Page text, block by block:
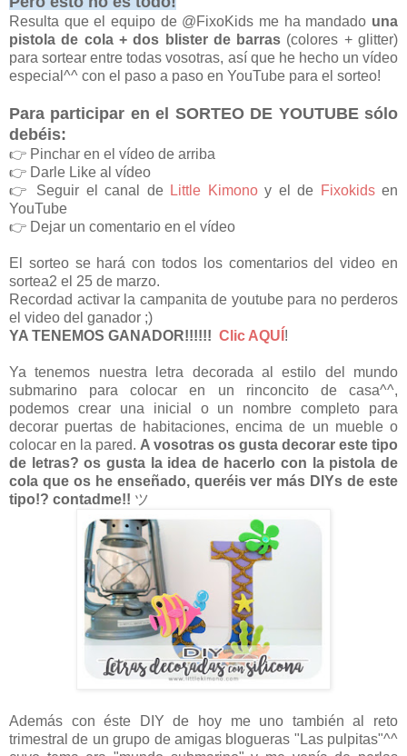
Resulta que el equipo de @FixoKids me ha mandado una
pistola de cola + dos blister de barras (colores + glitter)
para sortear entre todas vosotras, así que he hecho un vídeo
especial^^ con el paso a paso en YouTube para el sorteo!
Para participar en el SORTEO DE YOUTUBE sólo
debéis:
👉 Pinchar en el vídeo de arriba
👉 Darle Like al vídeo
👉 Seguir el canal de Little Kimonoy el de Fixokidsen
YouTube
👉 Dejar un comentario en el vídeo
El sorteo se hará con todos los comentarios del video en
sortea2 el 25 de marzo.
Recordad activar la campanita de youtube para no perderos
el video del ganador ;)
YA TENEMOS GANADOR!!!!!! Clic AQUÍ !
Ya tenemos nuestra letra decorada al estilo del mundo
submarino para colocar en un rinconcito de casa^^,
podemos crear una inicial o un nombre completo para
decorar puertas de habitaciones, encima de un mueble o
colocar en la pared. A vosotras os gusta decorar este tipo
de letras? os gusta la idea de hacerlo con la pistola de
cola que os he enseñado, queréis ver más DIYs de este
tipo!? contadme!! ツ
Además con éste DIY de hoy me uno también al reto
trimestral de un grupo de amigas blogueras "Las pulpitas"^^